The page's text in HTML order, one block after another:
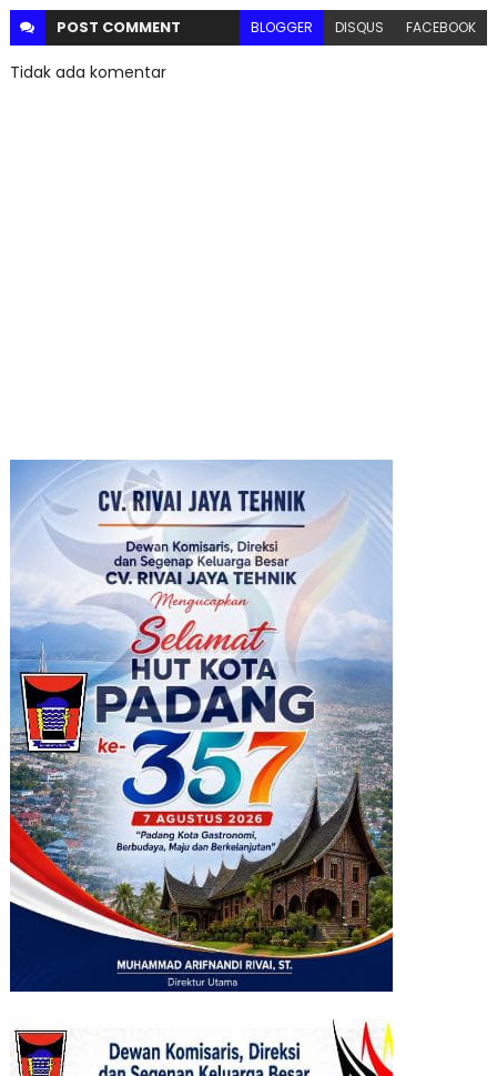
POST COMMENT BLOGGER DISQUS FACEBOOK
Tidak ada komentar